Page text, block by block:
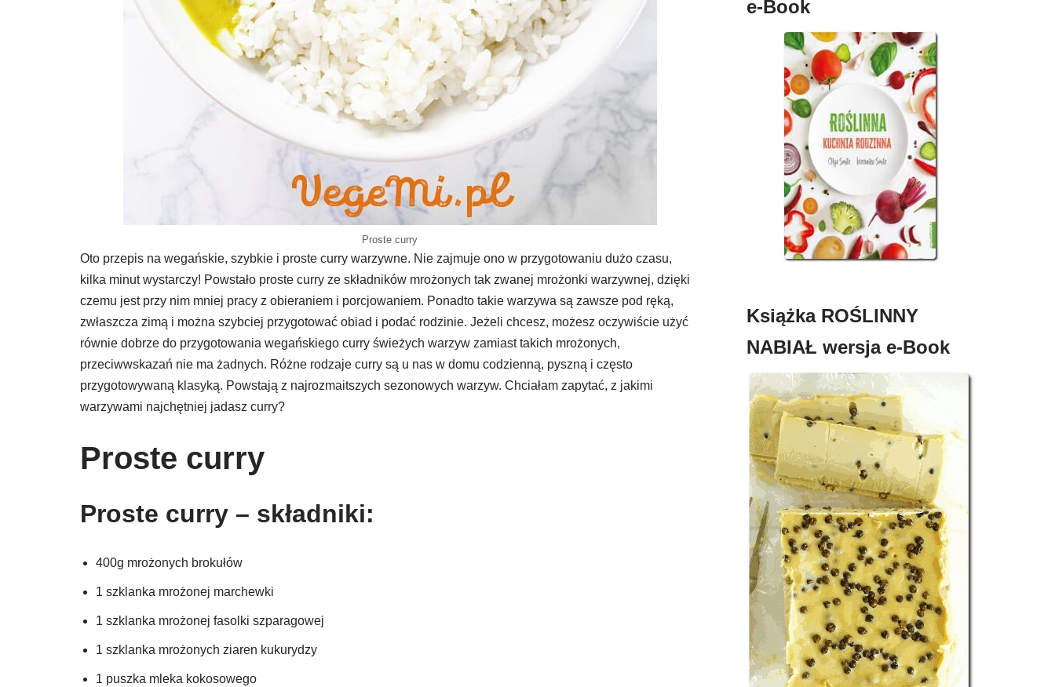
Proste curry
Oto przepis na wegańskie, szybkie i proste curry warzywne. Nie zajmuje ono w przygotowaniu dużo czasu,
kilka minut wystarczy! Powstało proste curry ze składników mrożonych tak zwanej mrożonki warzywnej, dzięki
czemu jest przy nim mniej pracy z obieraniem i porcjowaniem. Ponadto takie warzywa są zawsze pod ręką,
zwłaszcza zimą i można szybciej przygotować obiad i podać rodzinie. Jeżeli chcesz, możesz oczywiście użyć
równie dobrze do przygotowania wegańskiego curry świeżych warzyw zamiast takich mrożonych,
przeciwwskazań nie ma żadnych. Różne rodzaje curry są u nas w domu codzienną, pyszną i często
przygotowywaną klasyką. Powstają z najrozmaitszych sezonowych warzyw. Chciałam zapytać, z jakimi
warzywami najchętniej jadasz curry?
Proste curry
Proste curry – składniki:
400g mrożonych brokułów
1 szklanka mrożonej marchewki
1 szklanka mrożonej fasolki szparagowej
1 szklanka mrożonych ziaren kukurydzy
1 puszka mleka kokosowego
e-Book
Książka ROŚLINNY
NABIAŁ wersja e-Book